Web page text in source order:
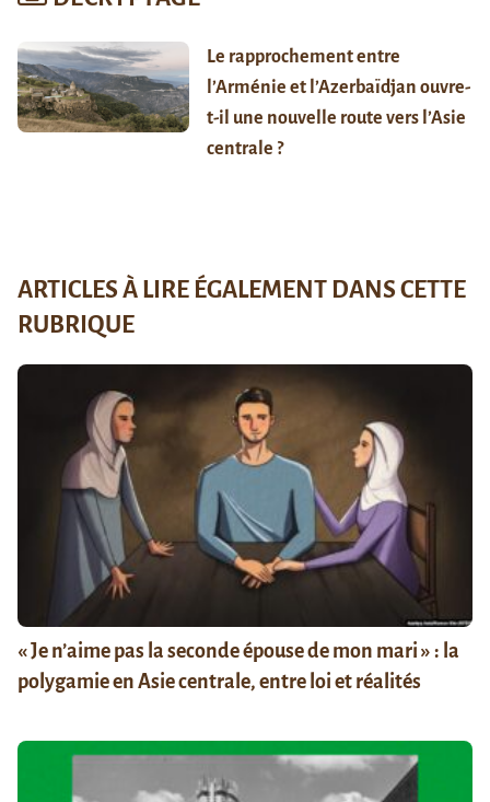
Le rapprochement entre
l’Arménie et l’Azerbaïdjan ouvre-
t-il une nouvelle route vers l’Asie
centrale ?
ARTICLES À LIRE ÉGALEMENT DANS CETTE
RUBRIQUE
« Je n’aime pas la seconde épouse de mon mari » : la
polygamie en Asie centrale, entre loi et réalités